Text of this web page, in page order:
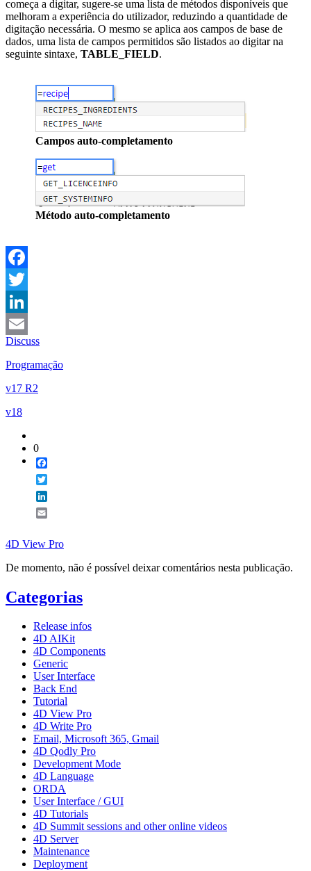
começa a digitar, sugere-se uma lista de métodos disponíveis que
melhoram a experiência do utilizador, reduzindo a quantidade de
digitação necessária. O mesmo se aplica aos campos de base de
dados, uma lista de campos permitidos são listados ao digitar na
seguinte sintaxe, TABLE_FIELD.
Campos auto-completamento
Método auto-completamento
Facebook
Twitter
LinkedIn
Email
Discuss
Programação
v17 R2
v18
0
4D View Pro
De momento, não é possível deixar comentários nesta publicação.
Categorias
Release infos
4D AIKit
4D Components
Generic
User Interface
Back End
Tutorial
4D View Pro
4D Write Pro
Email, Microsoft 365, Gmail
4D Qodly Pro
Development Mode
4D Language
ORDA
User Interface / GUI
4D Tutorials
4D Summit sessions and other online videos
4D Server
Maintenance
Deployment